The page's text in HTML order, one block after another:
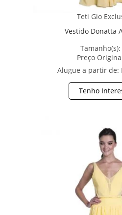
Teti Gio
Vestido Donatta
Tamanho(s):
Preço
Alugue a partir de:
Tenho